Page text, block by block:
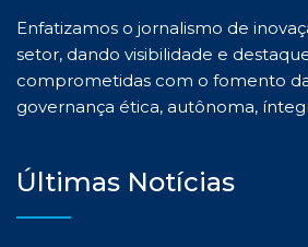
Enfatizamos o jornalismo de
setor, dando visibilidade e
comprometidas com o fomento
governança ética, autônoma,
Últimas Notícias